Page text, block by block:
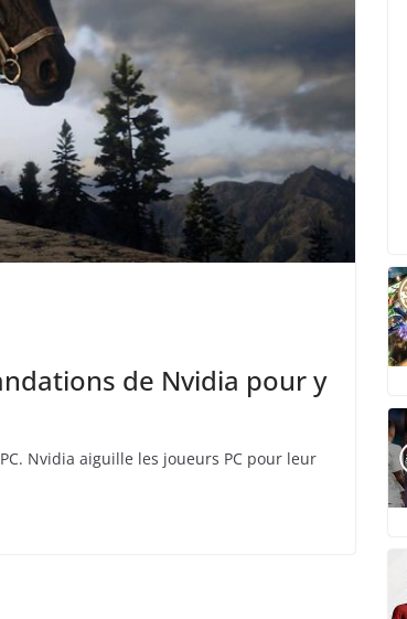
de Nvidia pour y
Nvidia aiguille les joueurs PC pour leur